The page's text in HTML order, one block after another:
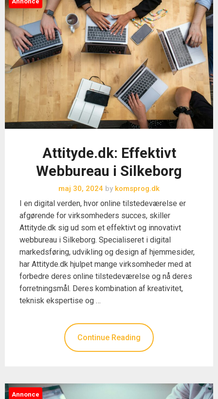
Attityde.dk: Effektivt
Webbureau i Silkeborg
maj 30, 2024 by komsprog.dk
I en digital verden, hvor online tilstedeværelse er
afgørende for virksomheders succes, skiller
Attityde.dk sig ud som et effektivt og innovativt
webbureau i Silkeborg. Specialiseret i digital
markedsføring, udvikling og design af hjemmesider,
har Attityde.dk hjulpet mange virksomheder med at
forbedre deres online tilstedeværelse og nå deres
forretningsmål. Deres kombination af kreativitet,
teknisk ekspertise og …
Continue Reading
Annonce